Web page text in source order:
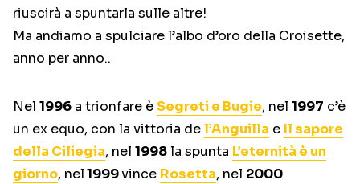
riuscirà a spuntarla sulle altre!
Ma andiamo a spulciare l’albo d’oro della Croisette,
anno per anno..
Nel 1996 a trionfare èSegreti e Bugie, nel 1997 c’è
un ex equo, con la vittoria de l’Anguilla e Il sapore
della Ciliegia, nel 1998la spunta L’eternità è un
giorno, nel1999vince Rosetta, nel 2000